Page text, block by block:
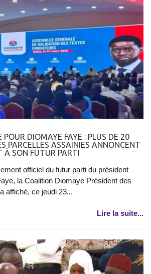
POUR DIOMAYE FAYE : PLUS DE 20
PARCELLES ASSAINIES ANNONCENT
À SON FUTUR PARTI
officiel du futur parti du président
la Coalition Diomaye Président des
affiché, ce jeudi 23...
Lire la suite...